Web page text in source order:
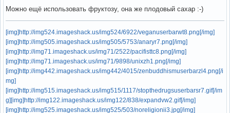
Можно ещё использовать фруктозу, она же плодовый сахар :-)
[img]http://img524.imageshack.us/img524/6922/veganuserbarwt8.png[/img]
[img]http://img505.imageshack.us/img505/5753/anaryr7.png[/img]
[img]http://img71.imageshack.us/img71/2522/pacifisttc8.png[/img]
[img]http://img71.imageshack.us/img71/9898/unixzh1.png[/img]
[img]http://img442.imageshack.us/img442/4015/zenbuddhismuserbarzl4.png[/i
mg]
[img]http://img515.imageshack.us/img515/1117/stopthedrugsuserbarsr7.gif[/im
g] [img]http://img122.imageshack.us/img122/838/expandvw2.gif[/img]
[img]http://img525.imageshack.us/img525/503/noreligionii3.jpg[/img]